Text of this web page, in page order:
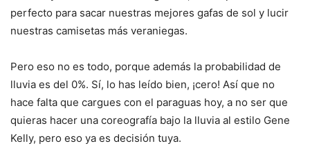
perfecto para sacar nuestras mejores gafas de sol y lucir
nuestras camisetas más veraniegas.
Pero eso no es todo, porque además la probabilidad de
lluvia es del 0%. Sí, lo has leído bien, ¡cero! Así que no
hace falta que cargues con el paraguas hoy, a no ser que
quieras hacer una coreografía bajo la lluvia al estilo Gene
Kelly, pero eso ya es decisión tuya.